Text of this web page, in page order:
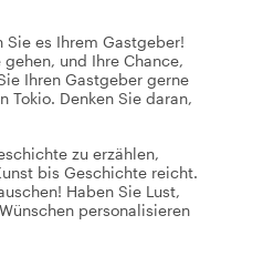
es Ihrem Gastgeber!
und Ihre Chance,
Ihren Gastgeber gerne
Tokio. Denken Sie daran,
zu erzählen,
bis Geschichte reicht.
Haben Sie Lust,
personalisieren